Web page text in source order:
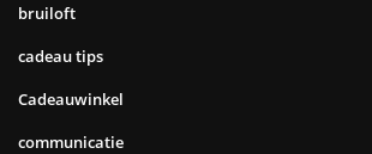
bruiloft
cadeau tips
Cadeauwinkel
communicatie